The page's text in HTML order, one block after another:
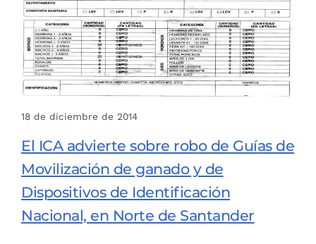
18 de diciembre de 2014
El ICA advierte sobre robo de Guías de
Movilización de ganado y de
Dispositivos de Identificación
Nacional, en Norte de Santander